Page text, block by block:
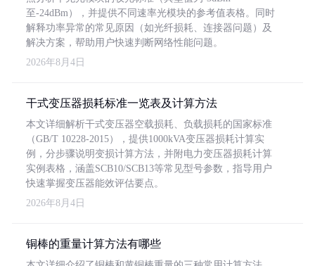
至-24dBm），并提供不同速率光模块的参考值表格。同时
解释功率异常的常见原因（如光纤损耗、连接器问题）及
解决方案，帮助用户快速判断网络性能问题。
2026年8月4日
干式变压器损耗标准一览表及计算方法
本文详细解析干式变压器空载损耗、负载损耗的国家标准
（GB/T 10228-2015），提供1000kVA变压器损耗计算实
例，分步骤说明变损计算方法，并附电力变压器损耗计算
实例表格，涵盖SCB10/SCB13等常见型号参数，指导用户
快速掌握变压器能效评估要点。
2026年8月4日
铜棒的重量计算方法有哪些